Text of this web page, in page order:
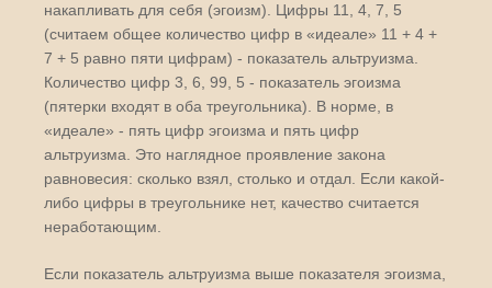
накапливать для себя (эгоизм). Цифры 11, 4, 7, 5
(считаем общее количество цифр в «идеале» 11 + 4 +
7 + 5 равно пяти цифрам) - показатель альтруизма.
Количество цифр 3, 6, 99, 5 - показатель эгоизма
(пятерки входят в оба треугольника). В норме, в
«идеале» - пять цифр эгоизма и пять цифр
альтруизма. Это наглядное проявление закона
равновесия: сколько взял, столько и отдал. Если какой-
либо цифры в треугольнике нет, качество считается
неработающим.
Если показатель альтруизма выше показателя эгоизма,